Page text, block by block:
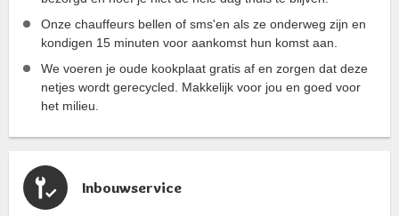
Onze chauffeurs bellen of sms'en als ze onderweg zijn en
kondigen 15 minuten voor aankomst hun komst aan.
We voeren je oude kookplaat gratis af en zorgen dat deze
netjes wordt gerecycled. Makkelijk voor jou en goed voor
het milieu.
Inbouwservice